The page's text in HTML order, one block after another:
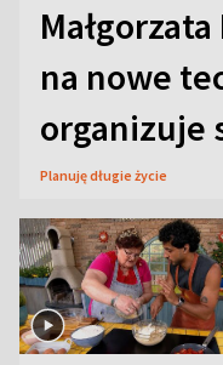
na nowe
organizuje
Planuję długie życie